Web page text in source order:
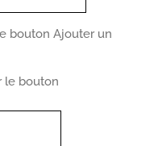
bouton Ajouter un
le bouton